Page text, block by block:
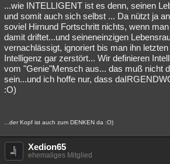
...wie INTELLIGENT ist es denn, seinen
und somit auch sich selbst ... Da nützt ja
soviel Hirnund Fortschritt nichts, wenn
damit driftet...und seineneinzigen
vernachlässigt, ignoriert bis man ihn
Intelligenz gar zerstört... Wir definieren
vom "Genie"Mensch aus... das muß nicht
sein...und ich hoffe nur, dass
:O)
...der Kopf ist auch zum DENKEN da :O)
Xedion65
ehemaliges Mitglied